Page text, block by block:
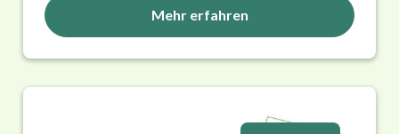
Mehr erfahren